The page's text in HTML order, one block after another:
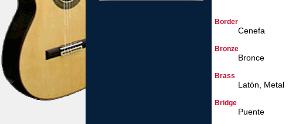
Border
Cenefa
Bronze
Bronce
Brass
Latón, Metal
Bridge
Puente